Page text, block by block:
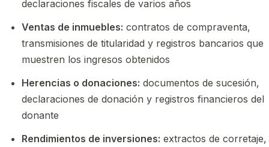
declaraciones fiscales de varios años
Ventas de inmuebles: contratos de compraventa,
transmisiones de titularidad y registros bancarios que
muestren los ingresos obtenidos
Herencias o donaciones: documentos de sucesión,
declaraciones de donación y registros financieros del
donante
Rendimientos de inversiones: extractos de corretaje,